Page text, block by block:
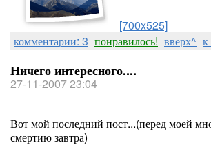
[700x525]
комментарии: 3 понравилось! вверх^ к
Ничего интересного....
27-11-2007 23:04
Вот мой последний пост...(перед моей
смертию завтра)